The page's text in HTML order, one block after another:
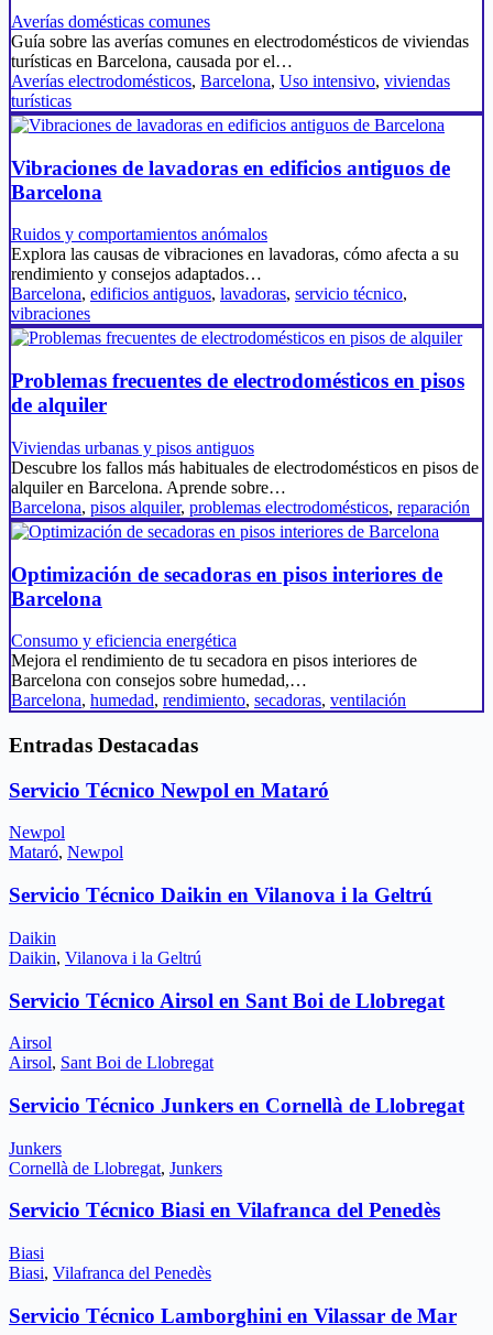
Averías domésticas comunes
Guía sobre las averías comunes en electrodomésticos de viviendas
turísticas en Barcelona, causada por el…
Averías electrodomésticos, Barcelona, Uso intensivo, viviendas
turísticas
Vibraciones de lavadoras en edificios antiguos de
Barcelona
Ruidos y comportamientos anómalos
Explora las causas de vibraciones en lavadoras, cómo afecta a su
rendimiento y consejos adaptados…
Barcelona, edificios antiguos, lavadoras, servicio técnico,
vibraciones
Problemas frecuentes de electrodomésticos en pisos
de alquiler
Viviendas urbanas y pisos antiguos
Descubre los fallos más habituales de electrodomésticos en pisos de
alquiler en Barcelona. Aprende sobre…
Barcelona, pisos alquiler, problemas electrodomésticos, reparación
Optimización de secadoras en pisos interiores de
Barcelona
Consumo y eficiencia energética
Mejora el rendimiento de tu secadora en pisos interiores de
Barcelona con consejos sobre humedad,…
Barcelona, humedad, rendimiento, secadoras, ventilación
Entradas Destacadas
Servicio Técnico Newpol en Mataró
Newpol
Mataró, Newpol
Servicio Técnico Daikin en Vilanova i la Geltrú
Daikin
Daikin, Vilanova i la Geltrú
Servicio Técnico Airsol en Sant Boi de Llobregat
Airsol
Airsol, Sant Boi de Llobregat
Servicio Técnico Junkers en Cornellà de Llobregat
Junkers
Cornellà de Llobregat, Junkers
Servicio Técnico Biasi en Vilafranca del Penedès
Biasi
Biasi, Vilafranca del Penedès
Servicio Técnico Lamborghini en Vilassar de Mar